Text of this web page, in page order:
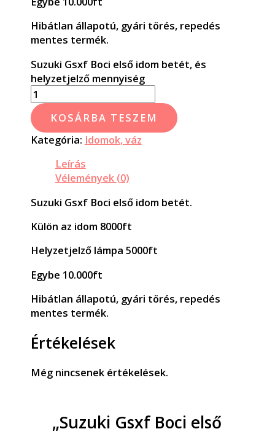
Hibátlan állapotú, gyári törés, repedés
mentes termék.
Suzuki Gsxf Boci első idom betét, és
helyzetjelző mennyiség
KOSÁRBA TESZEM
Kategória: Idomok, váz
Leírás
Vélemények (0)
Suzuki Gsxf Boci első idom betét.
Külön az idom 8000ft
Helyzetjelző lámpa 5000ft
Egybe 10.000ft
Hibátlan állapotú, gyári törés, repedés
mentes termék.
Értékelések
Még nincsenek értékelések.
„Suzuki Gsxf Boci első